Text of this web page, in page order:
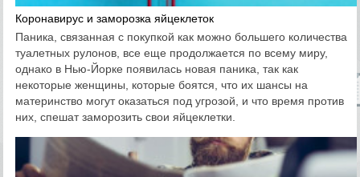
Коронавирус и заморозка яйцеклеток
Паника, связанная с покупкой как можно большего количества
туалетных рулонов, все еще продолжается по всему миру,
однако в Нью-Йорке появилась новая паника, так как
некоторые женщины, которые боятся, что их шансы на
материнство могут оказаться под угрозой, и что время против
них, спешат заморозить свои яйцеклетки.